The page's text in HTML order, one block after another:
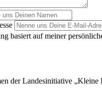
basiert auf meiner
der Landesinitiative „Kleine